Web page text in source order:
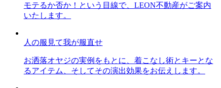
モテるか否か！という目線で、LEON不動産がご案内
いたします。
人の服見て我が服直せ
お洒落オヤジの実例をもとに、着こなし術とキーとな
るアイテム、そしてその演出効果をお伝えします。